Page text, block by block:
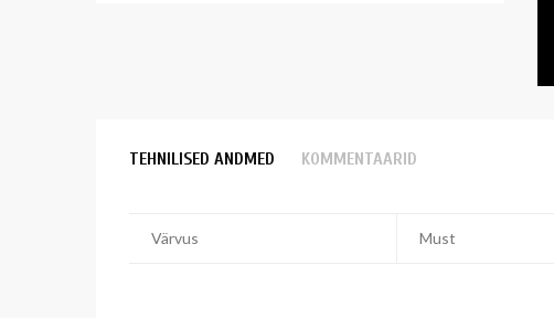
TEHNILISED ANDMED KOMMENTAARID
Värvus Must